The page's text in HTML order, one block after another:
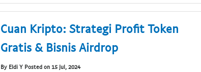
Cuan Kripto: Strategi Profit Token
Gratis & Bisnis Airdrop
By Eldi Y Posted on 15 Jul, 2024